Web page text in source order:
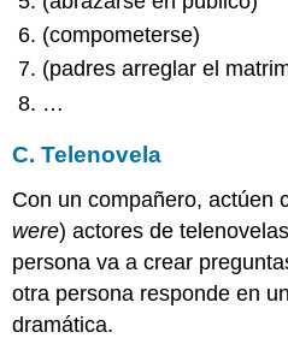
(compometerse)
(padres arreglar el
…
C. Telenovela
Con un compañero, actúen
were) actores de
persona va a crear
otra persona responde en
dramática.